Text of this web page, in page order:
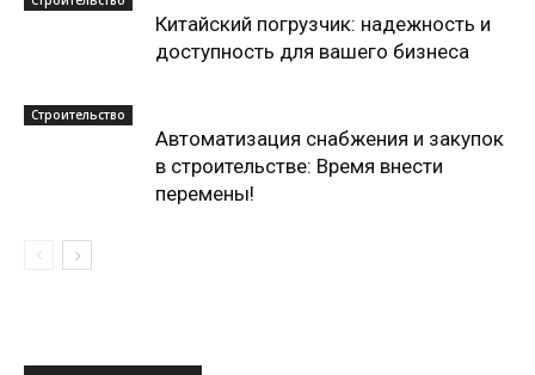
Китайский погрузчик: надежность и
доступность для вашего бизнеса
Строительство
Автоматизация снабжения и закупок
в строительстве: Время внести
перемены!